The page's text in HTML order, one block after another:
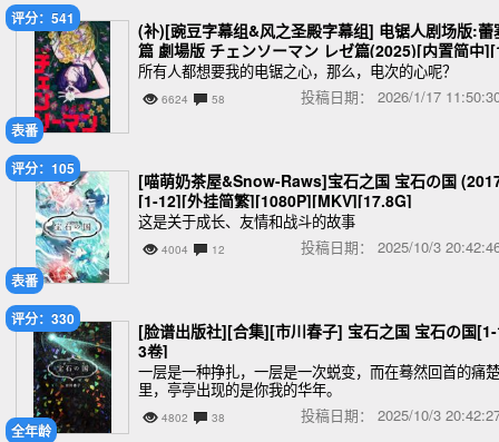
表番
评分：541
(补)[豌豆字幕组&风之圣殿字幕组] 电锯人剧场版:蕾
篇 劇場版 チェンソーマン レゼ篇(2025)[内置简中
80P][MP4][WEB-DL][2.74G]
所有人都想要我的电锯之心，那么，电次的心呢？
6624 58 投稿日期： 2026/1/17
表番
评分：105
[喵萌奶茶屋&Snow-Raws]宝石之国 宝石の国
[1-12][外挂简繁][1080P][MKV][17.8G]
这是关于成长、友情和战斗的故事
4004 12 投稿日期： 2025/10/3
全年龄
评分：330
[脸谱出版社][合集][市川春子] 宝石之国 宝石の国
3卷]
一层是一种挣扎，一层是一次蜕变，而在蓦然回首的痛楚
里，亭亭出现的是你我的华年。
4802 38 投稿日期： 2025/10/3